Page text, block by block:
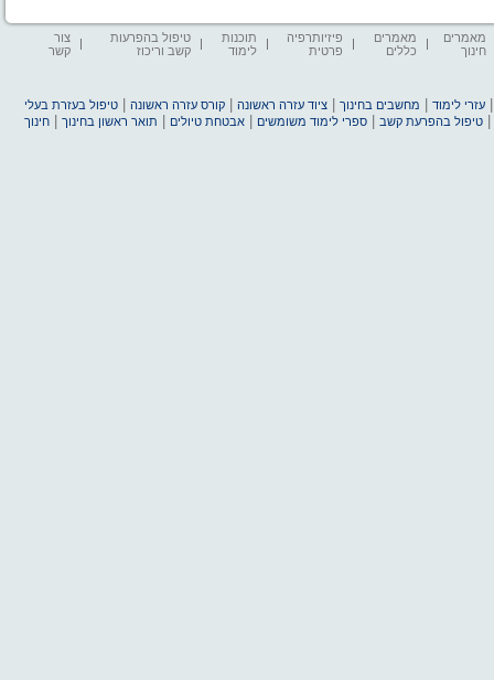
מאמרים
חינוך
מאמרים
כללים
פיזיותרפיה
פרטית
תוכנות
לימוד
טיפול בהפרעות
קשב וריכוז
צור
קשר
עזרי לימוד מחשבים בחינוך |ציוד עזרה ראשונה |קורס עזרה ראשונה |טיפול בעזרת בעלי
|טיפול בהפרעת קשב |ספרי לימוד משומשים |אבטחת טיולים תואר ראשון בחינוך |חינוך